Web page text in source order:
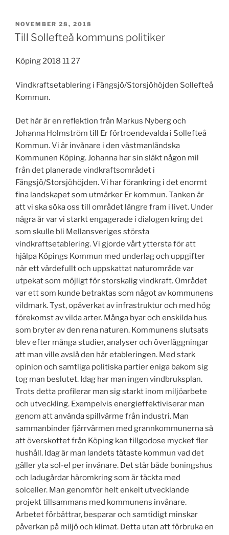
PUBLICERAT
NOVEMBER 28, 2018
Till Sollefteå kommuns politiker
Köping 2018 11 27
Vindkraftsetablering i Fängsjö/Storsjöhöjden Sollefteå
Kommun.
Det här är en reflektion från Markus Nyberg och
Johanna Holmström till Er förtroendevalda i Sollefteå
Kommun. Vi är invånare i den västmanländska
Kommunen Köping. Johanna har sin släkt någon mil
från det planerade vindkraftsområdet i
Fängsjö/Storsjöhöjden. Vi har förankring i det enormt
fina landskapet som utmärker Er kommun. Tanken är
att vi ska söka oss till området längre fram i livet. Under
några år var vi starkt engagerade i dialogen kring det
som skulle bli Mellansveriges största
vindkraftsetablering. Vi gjorde vårt yttersta för att
hjälpa Köpings Kommun med underlag och uppgifter
när ett värdefullt och uppskattat naturområde var
utpekat som möjligt för storskalig vindkraft. Området
var ett som kunde betraktas som något av kommunens
vildmark. Tyst, opåverkat av infrastruktur och med hög
förekomst av vilda arter. Många byar och enskilda hus
som bryter av den rena naturen. Kommunens slutsats
blev efter många studier, analyser och överläggningar
att man ville avslå den här etableringen. Med stark
opinion och samtliga politiska partier eniga bakom sig
tog man beslutet. Idag har man ingen vindbruksplan.
Trots detta profilerar man sig starkt inom miljöarbete
och utveckling. Exempelvis energieffektiviserar man
genom att använda spillvärme från industri. Man
sammanbinder fjärrvärmen med grannkommunerna så
att överskottet från Köping kan tillgodose mycket fler
hushåll. Idag är man landets tätaste kommun vad det
gäller yta sol-el per invånare. Det står både boningshus
och ladugårdar häromkring som är täckta med
solceller. Man genomför helt enkelt utvecklande
projekt tillsammans med kommunens invånare.
Arbetet förbättrar, besparar och samtidigt minskar
påverkan på miljö och klimat. Detta utan att förbruka en